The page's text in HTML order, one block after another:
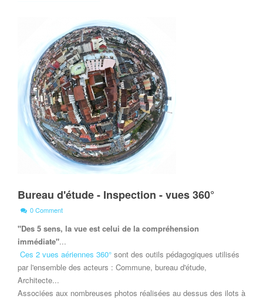
Bureau d'étude - Inspection - vues 360°
0 Comment
"Des 5 sens, la vue est celui de la compréhension
immédiate"...
Ces 2 vues aériennes 360° sont des outils pédagogiques utilisés
par l'ensemble des acteurs : Commune, bureau d'étude,
Architecte...
Associées aux nombreuses photos réalisées au dessus des ilots à